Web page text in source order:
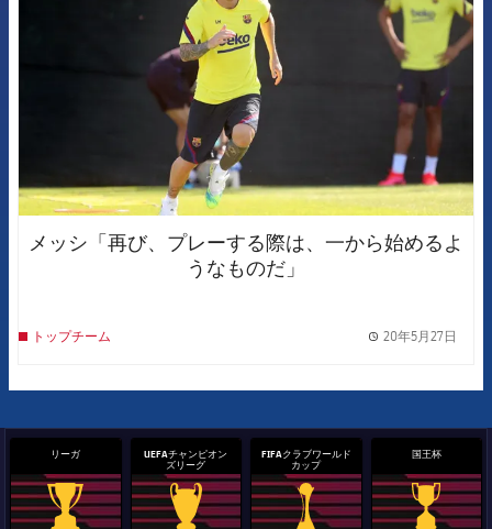
メッシ「再び、プレーする際は、一から始めるよ
うなものだ」
トップチーム 20年5月27日
リーガ
UEFAチャンピオン
ズリーグ
FIFAクラブワールド
カップ
国王杯